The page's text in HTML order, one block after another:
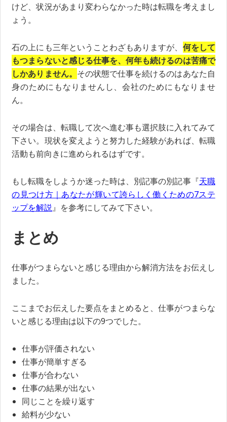
けど、状況があまり変わらなかった時は転職を考えまし
ょう。
石の上にも三年ということわざもありますが、 何をして
もつまらないと感じる仕事を、何年も続けるのは苦痛で
しかありません。 その状態で仕事を続けるのはあなた自
身のためにもなりませんし、会社のためにもなりませ
ん。
その場合は、転職して次へ進む事も選択肢に入れてみて
下さい。現状を変えようと努力した経験があれば、転職
活動も前向きに進められるはずです。
もし転職をしようか迷った時は、別記事の別記事『天職
の見つけ方｜あなたが輝いて誇らしく働くための7ステ
ップを解説』を参考にしてみて下さい。
まとめ
仕事がつまらないと感じる理由から解消方法をお伝えし
ました。
ここまでお伝えした要点をまとめると、仕事がつまらな
いと感じる理由は以下の9つでした。
仕事が評価されない
仕事が簡単すぎる
仕事が合わない
仕事の結果が出ない
同じことを繰り返す
給料が少ない